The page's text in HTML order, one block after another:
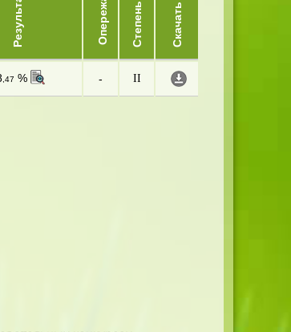
Результат Опережает Степень Скачать
,47 % - II